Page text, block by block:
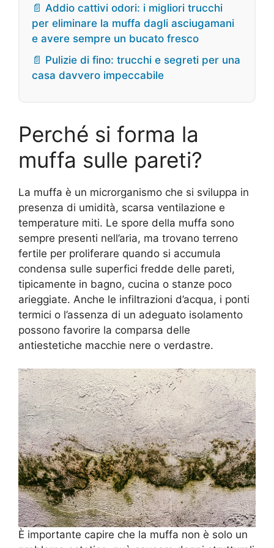
📄 Addio cattivi odori: i migliori trucchi
per eliminare la muffa dagli asciugamani
e avere sempre un bucato fresco
📄 Pulizie di fino: trucchi e segreti per una
casa davvero impeccabile
Perché si forma la
muffa sulle pareti?
La muffa è un microrganismo che si sviluppa in
presenza di umidità, scarsa ventilazione e
temperature miti. Le spore della muffa sono
sempre presenti nell’aria, ma trovano terreno
fertile per proliferare quando si accumula
condensa sulle superfici fredde delle pareti,
tipicamente in bagno, cucina o stanze poco
arieggiate. Anche le infiltrazioni d’acqua, i ponti
termici o l’assenza di un adeguato isolamento
possono favorire la comparsa delle
antiestetiche macchie nere o verdastre.
È importante capire che la muffa non è solo un